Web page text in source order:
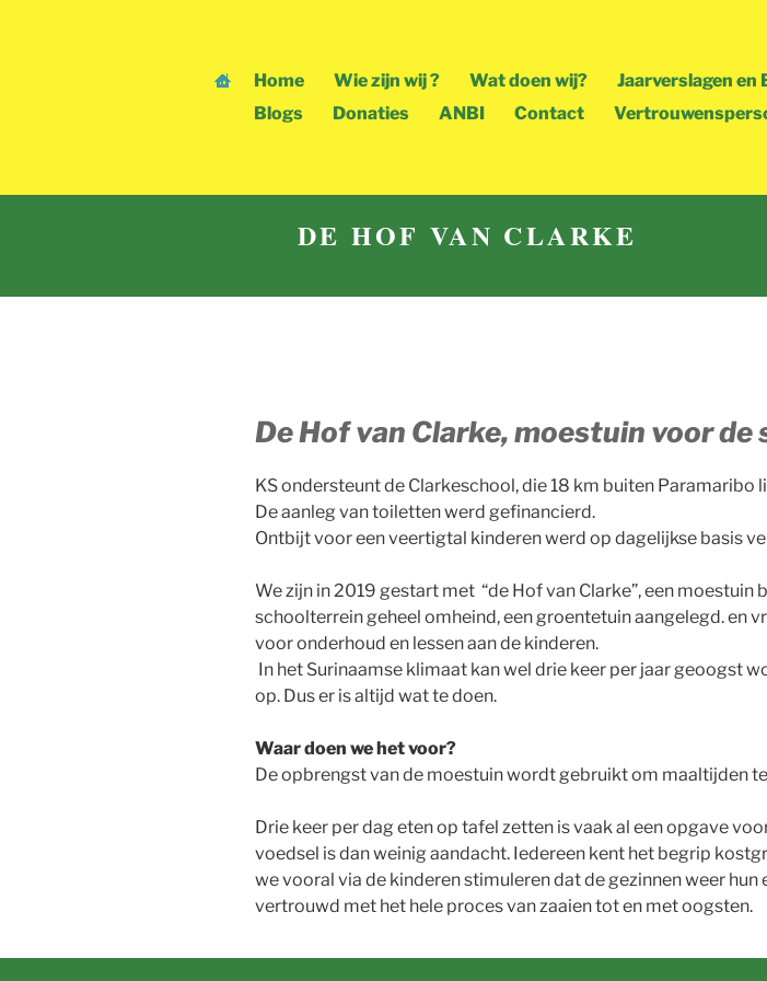
Home Wie zijn wij ? Wat doen wij? Jaarverslagen en
Blogs
Donaties ANBI Contact
DE HOF VAN CLARKE
De Hof van Clarke, moestuin voor de
KS ondersteunt de Clarkeschool, die 18 km buiten Paramaribo
De aanleg van toiletten werd gefinancierd.
Ontbijt voor een veertigtal kinderen werd op dagelijkse basis
We zijn in 2019 gestart met “de Hof van Clarke”, een
schoolterrein geheel omheind, een groentetuin aangelegd. en
voor onderhoud en lessen aan de kinderen.
In het Surinaamse klimaat kan wel drie keer per jaar geoogst
op. Dus er is altijd wat te doen.
Waar doen we het voor?
De opbrengst van de moestuin wordt gebruikt om maaltijden
Drie keer per dag eten op tafel zetten is vaak al een opgave
voedsel is dan weinig aandacht. Iedereen kent het begrip
we vooral via de kinderen stimuleren dat de gezinnen weer
vertrouwd met het hele proces van zaaien tot en met oogsten.